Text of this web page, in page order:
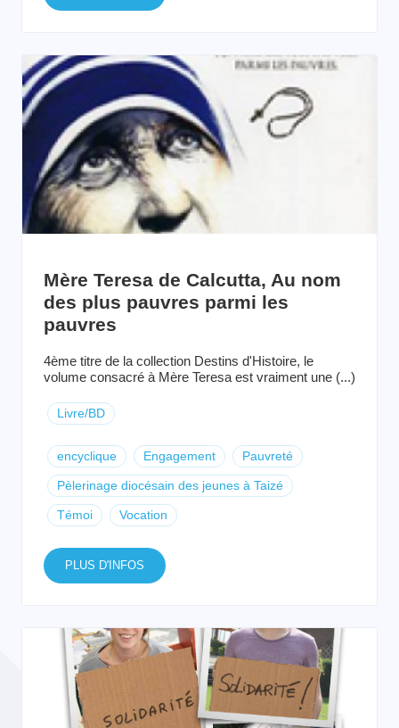
Mère Teresa de Calcutta, Au nom
des plus pauvres parmi les
pauvres
4ème titre de la collection Destins d'Histoire, le
volume consacré à Mère Teresa est vraiment une (...)
Livre/BD
encyclique Engagement Pauvreté
Pèlerinage diocésain des jeunes à Taizé
Témoi Vocation
PLUS D'INFOS